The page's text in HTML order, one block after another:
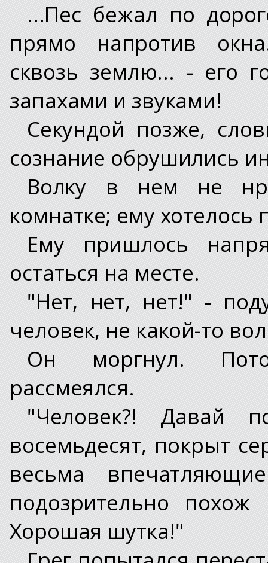
...Пес бежал по
прямо напротив
сквозь землю... - его
запахами и звуками!
Секундой позже,
сознание обрушились
Волку в нем не
комнатке; ему хотелось
Ему пришлось
остаться на месте.
"Нет, нет, нет!" -
человек, не какой-то
Он моргнул.
рассмеялся.
"Человек?! Давай
восемьдесят, покрыт
весьма
подозрительно
Хорошая шутка!"